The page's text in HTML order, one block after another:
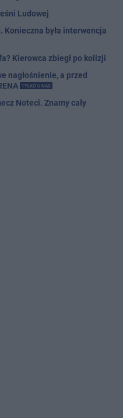
Ludowej
Konieczna była interwencja
Kierowca zbiegł po kolizji
nagłośnienie, a przed
TYLKO U NAS
Noteci. Znamy cały